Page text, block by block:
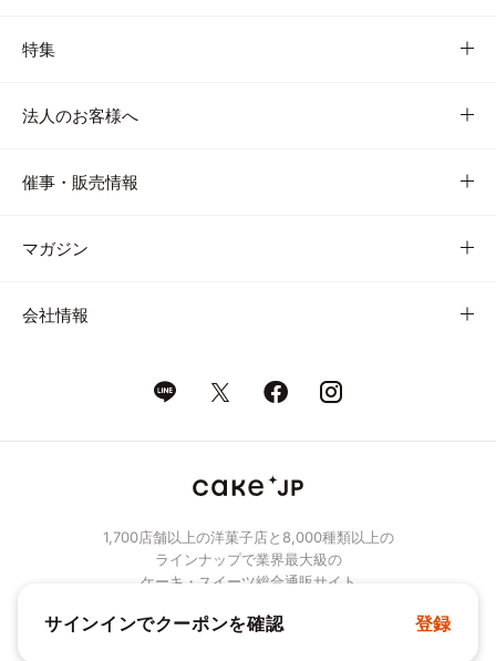
特集
法人のお客様へ
催事・販売情報
マガジン
会社情報
1,700店舗以上の洋菓子店と8,000種類以上の
ラインナップで業界最大級の
ケーキ・スイーツ総合通販サイト
© Cake.jp Co., Ltd.
サインインでクーポンを確認 登録